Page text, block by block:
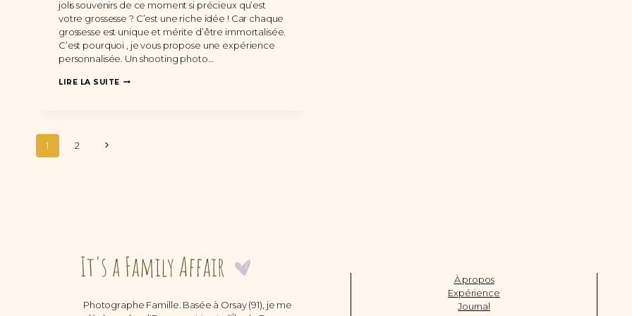
jolis souvenirs de ce moment si précieux qu’est
votre grossesse ? C’est une riche idée ! Car chaque
grossesse est unique et mérite d’être immortalisée.
C’est pourquoi , je vous propose une expérience
personnalisée. Un shooting photo…
LIRE LA SUITEUNE
Navigation
1 2
Page
Photographe Famille. Basée à Orsay (91), je me
À propos
Expérience
Journal